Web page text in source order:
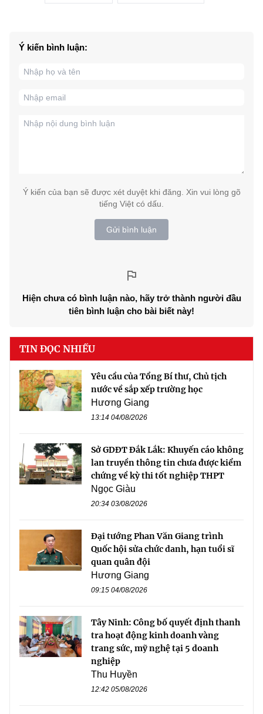
Ý kiến bình luận:
Ý kiến của bạn sẽ được xét duyệt khi đăng. Xin vui lòng gõ
tiếng Việt có dấu.
Gửi bình luận
Hiện chưa có bình luận nào, hãy trở thành người đầu
tiên bình luận cho bài biết này!
TIN ĐỌC NHIỀU
Yêu cầu của Tổng Bí thư, Chủ tịch
nước về sắp xếp trường học
Hương Giang
13:14 04/08/2026
Sở GDĐT Đắk Lắk: Khuyến cáo không
lan truyền thông tin chưa được kiểm
chứng về kỳ thi tốt nghiệp THPT
Ngọc Giàu
20:34 03/08/2026
Đại tướng Phan Văn Giang trình
Quốc hội sửa chức danh, hạn tuổi sĩ
quan quân đội
Hương Giang
09:15 04/08/2026
Tây Ninh: Công bố quyết định thanh
tra hoạt động kinh doanh vàng
trang sức, mỹ nghệ tại 5 doanh
nghiệp
Thu Huyền
12:42 05/08/2026